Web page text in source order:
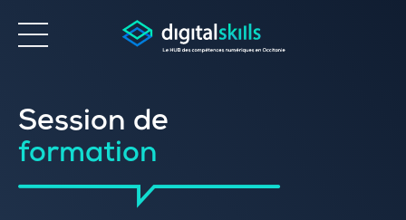
Accessibilité
Session de
formation